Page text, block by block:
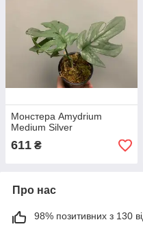
Монстера Amydrium
Medium Silver
611 ₴
Про нас
98% позитивних з 130